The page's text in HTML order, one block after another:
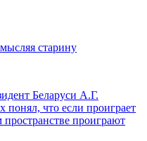
старину
Беларуси А.Г.
что если проиграет
пространстве проиграют